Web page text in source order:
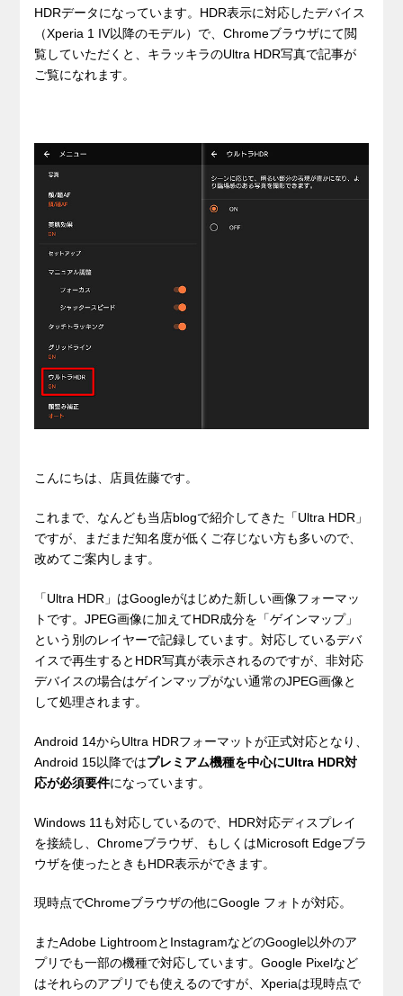
HDRデータになっています。HDR表示に対応したデバイス
（Xperia 1 IV以降のモデル）で、Chromeブラウザにて閲
覧していただくと、キラッキラのUltra HDR写真で記事が
ご覧になれます。
こんにちは、店員佐藤です。
これまで、なんども当店blogで紹介してきた「Ultra HDR」
ですが、まだまだ知名度が低くご存じない方も多いので、
改めてご案内します。
「Ultra HDR」はGoogleがはじめた新しい画像フォーマッ
トです。JPEG画像に加えてHDR成分を「ゲインマップ」
という別のレイヤーで記録しています。対応しているデバ
イスで再生するとHDR写真が表示されるのですが、非対応
デバイスの場合はゲインマップがない通常のJPEG画像と
して処理されます。
Android 14からUltra HDRフォーマットが正式対応となり、
Android 15以降ではプレミアム機種を中心にUltra HDR対
応が必須要件になっています。
Windows 11も対応しているので、HDR対応ディスプレイ
を接続し、Chromeブラウザ、もしくはMicrosoft Edgeブラ
ウザを使ったときもHDR表示ができます。
現時点でChromeブラウザの他にGoogle フォトが対応。
またAdobe LightroomとInstagramなどのGoogle以外のア
プリでも一部の機種で対応しています。Google Pixelなど
はそれらのアプリでも使えるのですが、Xperiaは現時点で